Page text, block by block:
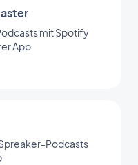
ein Konto anlegen.)
mit Spotify
App
Podcasts